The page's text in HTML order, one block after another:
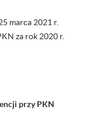
marca 2021 r.
za rok 2020 r.
przy PKN